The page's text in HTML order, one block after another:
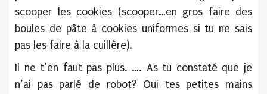
scooper les cookies (scooper…en gros faire des
boules de pâte à cookies uniformes si tu ne sais
pas les faire à la cuillère).
Il ne t’en faut pas plus. …. As tu constaté que je
n’ai pas parlé de robot? Oui tes petites mains